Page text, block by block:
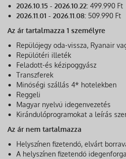
2026.10.15 - 2026.10.22: 499.990 Ft
2026.11.01 - 2026.11.08: 509.990 Ft
Az ár tartalmazza 1 személyre
Repülőjegy oda-vissza, Ryanair
Repülőtéri illeték
Feladott-és kézipoggyász
Transzferek
Minőségi szállás 4* hotelekben
Reggeli
Magyar nyelvű idegenvezetés
Kirándulóprogramokat a leírás
Az ár nem tartalmazza
Helyszínen fizetendő, elvárt
A helyszínen fizetendő